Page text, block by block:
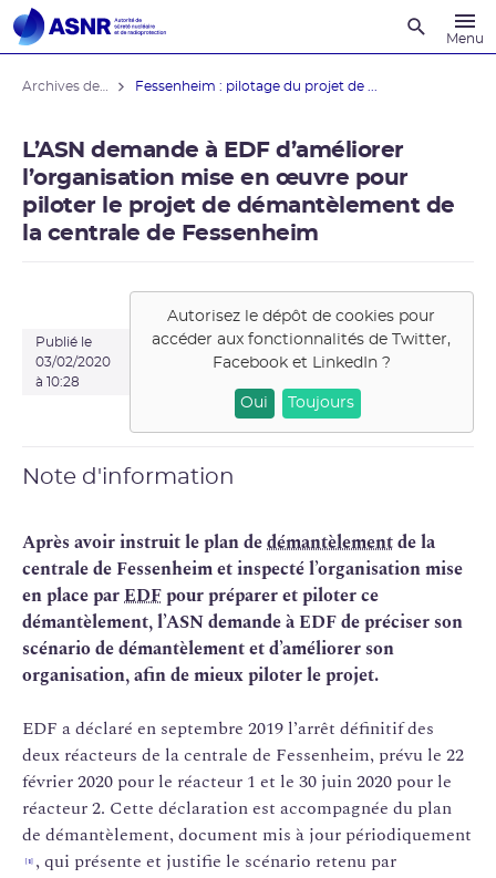
Menu
Fessenheim : pilotage du projet de ...
L’ASN demande à EDF d’améliorer
l’organisation mise en œuvre pour
piloter le projet de démantèlement de
la centrale de Fessenheim
Publié le
03/02/2020
à 10:28
Autorisez le dépôt de cookies pour
accéder aux fonctionnalités deTwitter,
Facebook et LinkedIn?
Oui Toujours
Note d'information
Après avoir instruit le plan dedémantèlementde la
centrale de Fessenheim et inspecté l’organisation mise
en place parEDFpour préparer et piloter ce
démantèlement, l’ASN demande à EDF de préciser son
scénario de démantèlement et d’améliorer son
organisation, afin de mieux piloter le projet.
EDF a déclaré en septembre 2019 l’arrêt définitif des
deux réacteurs de la centrale de Fessenheim, prévu le 22
février 2020 pour le réacteur 1 et le 30 juin 2020 pour le
réacteur 2. Cette déclaration est accompagnée du plan
de démantèlement, document mis à jour périodiquement
[1] , qui présente et justifie le scénario retenu par